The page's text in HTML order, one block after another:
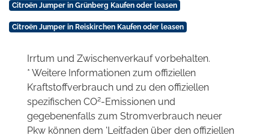
Citroën Jumper in Grünberg Kaufen oder leasen
Citroën Jumper in Reiskirchen Kaufen oder leasen
Irrtum und Zwischenverkauf vorbehalten.
* Weitere Informationen zum offiziellen
Kraftstoffverbrauch und zu den offiziellen
spezifischen CO2-Emissionen und
gegebenenfalls zum Stromverbrauch neuer
Pkw können dem 'Leitfaden über den offiziellen